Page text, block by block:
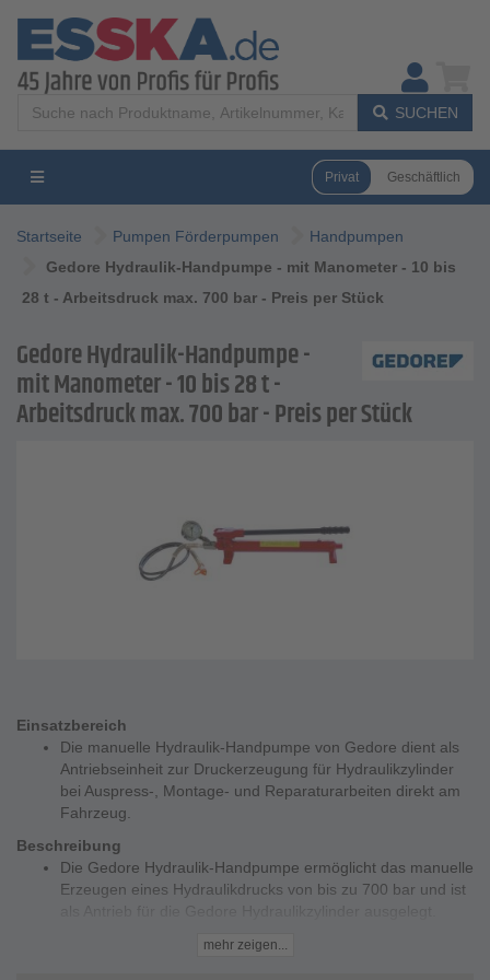
SUCHEN
Privat Geschäftlich
Startseite Pumpen Förderpumpen
Handpumpen
Gedore Hydraulik-Handpumpe - mit Manometer - 10 bis
28 t - Arbeitsdruck max. 700 bar - Preis per Stück
Gedore Hydraulik-Handpumpe -
mit Manometer - 10 bis 28 t -
Arbeitsdruck max. 700 bar - Preis per Stück
Einsatzbereich
Die manuelle Hydraulik-Handpumpe von Gedore dient als
Antriebseinheit zur Druckerzeugung für Hydraulikzylinder
bei Auspress-, Montage- und Reparaturarbeiten direkt am
Fahrzeug.
Beschreibung
Die Gedore Hydraulik-Handpumpe ermöglicht das manuelle
Erzeugen eines Hydraulikdrucks von bis zu 700 bar und ist
benötigte Kraft während der Arbeit exakt kontrolliert
mehr zeigen...